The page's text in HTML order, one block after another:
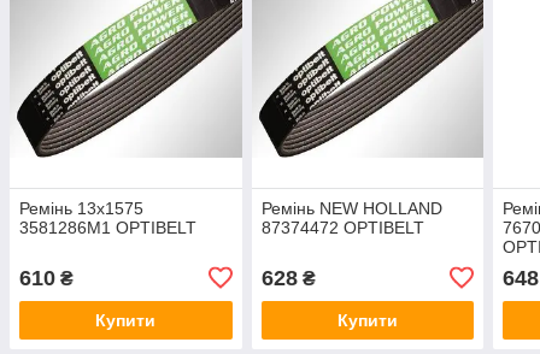
Ремінь 13x1575
3581286M1 OPTIBELT
610 ₴
Купити
Ремінь NEW HOLLAND
87374472 OPTIBELT
628₴
Купити
648